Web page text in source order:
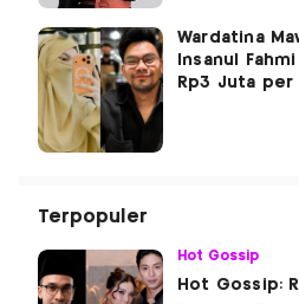
Wardatina
Insanul
Rp3 Juta per
Terpopuler
Hot Gossip
Hot Gossip: